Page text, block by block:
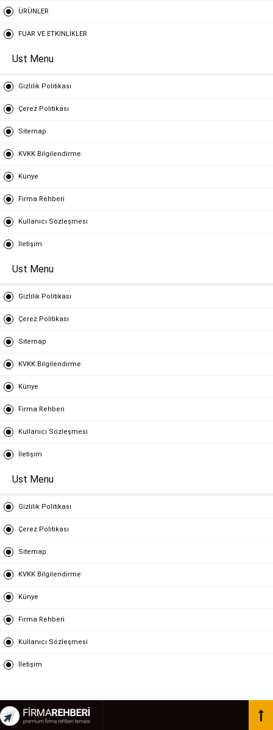
ÜRÜNLER
FUAR VE ETKİNLİKLER
Ust Menu
Gizlilik Politikası
Çerez Politikası
Sitemap
KVKK Bilgilendirme
Künye
Firma Rehberi
Kullanıcı Sözleşmesi
İletişim
Ust Menu
Gizlilik Politikası
Çerez Politikası
Sitemap
KVKK Bilgilendirme
Künye
Firma Rehberi
Kullanıcı Sözleşmesi
İletişim
Ust Menu
Gizlilik Politikası
Çerez Politikası
Sitemap
KVKK Bilgilendirme
Künye
Firma Rehberi
Kullanıcı Sözleşmesi
İletişim